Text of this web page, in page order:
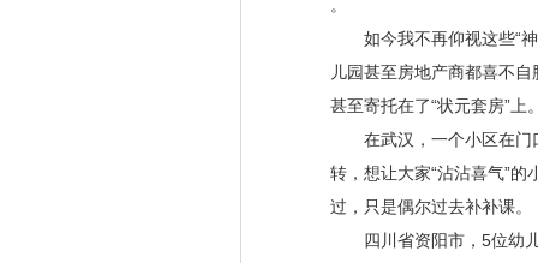
。
如今我不再仰视这些“神
儿园甚至房地产商都喜不
甚至寄托在了“状元套房” 上
在武汉，一个小区在门
转，想让大家“沾沾喜气”的
过，只是偶尔过去补补课。
四川省资阳市， 5位幼